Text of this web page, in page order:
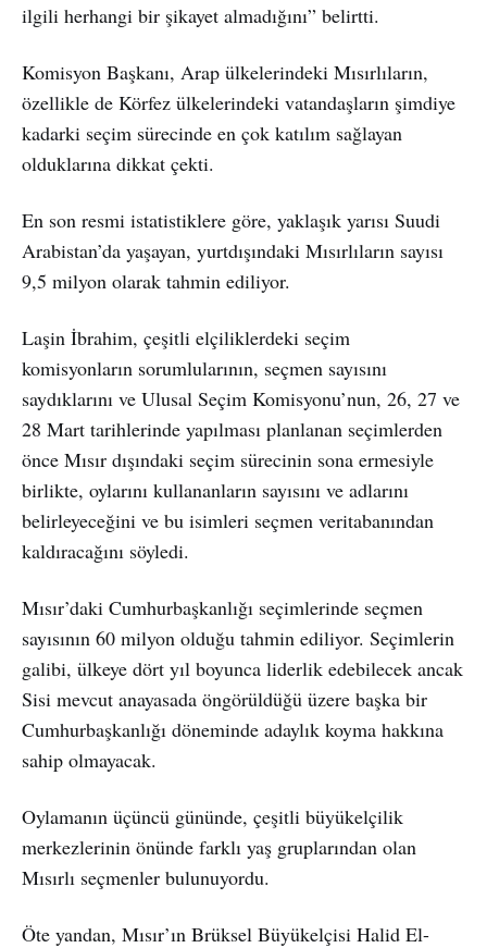
ilgili herhangi bir şikayet almadığını” belirtti.
Komisyon Başkanı, Arap ülkelerindeki Mısırlıların,
özellikle de Körfez ülkelerindeki vatandaşların şimdiye
kadarki seçim sürecinde en çok katılım sağlayan
olduklarına dikkat çekti.
En son resmi istatistiklere göre, yaklaşık yarısı Suudi
Arabistan’da yaşayan, yurtdışındaki Mısırlıların sayısı
9,5 milyon olarak tahmin ediliyor.
Laşin İbrahim, çeşitli elçiliklerdeki seçim
komisyonların sorumlularının, seçmen sayısını
saydıklarını ve Ulusal Seçim Komisyonu’nun, 26, 27 ve
28 Mart tarihlerinde yapılması planlanan seçimlerden
önce Mısır dışındaki seçim sürecinin sona ermesiyle
birlikte, oylarını kullananların sayısını ve adlarını
belirleyeceğini ve bu isimleri seçmen veritabanından
kaldıracağını söyledi.
Mısır’daki Cumhurbaşkanlığı seçimlerinde seçmen
sayısının 60 milyon olduğu tahmin ediliyor. Seçimlerin
galibi, ülkeye dört yıl boyunca liderlik edebilecek ancak
Sisi mevcut anayasada öngörüldüğü üzere başka bir
Cumhurbaşkanlığı döneminde adaylık koyma hakkına
sahip olmayacak.
Oylamanın üçüncü gününde, çeşitli büyükelçilik
merkezlerinin önünde farklı yaş gruplarından olan
Mısırlı seçmenler bulunuyordu.
Öte yandan, Mısır’ın Brüksel Büyükelçisi Halid El-